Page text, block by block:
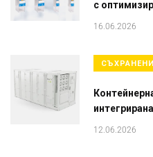
с
16.06.2026
12.06.2026